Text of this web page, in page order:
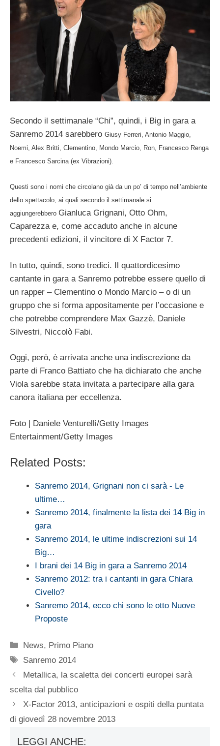
Secondo il settimanale “Chi”, quindi, i Big in gara a
Sanremo 2014 sarebbero Giusy Ferreri, Antonio Maggio,
Noemi, Alex Britti, Clementino, Mondo Marcio, Ron, Francesco Renga
e Francesco Sarcina (ex Vibrazioni).
Questi sono i nomi che circolano già da un po’ di tempo nell’ambiente
dello spettacolo, ai quali secondo il settimanale si
aggiungerebbero Gianluca Grignani, Otto Ohm,
Caparezza e, come accaduto anche in alcune
precedenti edizioni, il vincitore di X Factor 7.
In tutto, quindi, sono tredici. Il quattordicesimo
cantante in gara a Sanremo potrebbe essere quello di
un rapper – Clementino o Mondo Marcio – o di un
gruppo che si forma appositamente per l’occasione e
che potrebbe comprendere Max Gazzè, Daniele
Silvestri, Niccolò Fabi.
Oggi, però, è arrivata anche una indiscrezione da
parte di Franco Battiato che ha dichiarato che anche
Viola sarebbe stata invitata a partecipare alla gara
canora italiana per eccellenza.
Foto | Daniele Venturelli/Getty Images
Entertainment/Getty Images
Related Posts:
Sanremo 2014, Grignani non ci sarà - Le
ultime…
Sanremo 2014, finalmente la lista dei 14 Big in
gara
Sanremo 2014, le ultime indiscrezioni sui 14
Big…
I brani dei 14 Big in gara a Sanremo 2014
Sanremo 2012: tra i cantanti in gara Chiara
Civello?
Sanremo 2014, ecco chi sono le otto Nuove
Proposte
Categorie
News, Primo Piano
Tag
Sanremo 2014
Metallica, la scaletta dei concerti europei sarà
scelta dal pubblico
X-Factor 2013, anticipazioni e ospiti della puntata
di giovedì 28 novembre 2013
LEGGI ANCHE: